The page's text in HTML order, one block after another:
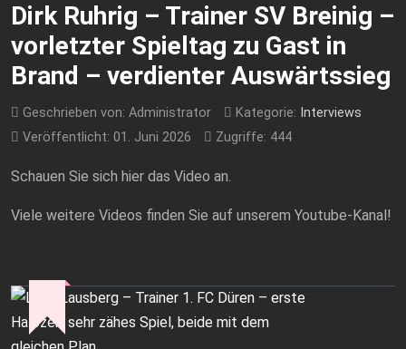
Dirk Ruhrig – Trainer SV Breinig –
vorletzter Spieltag zu Gast in
Brand – verdienter Auswärtssieg
Geschrieben von: Administrator Kategorie: Interviews
Veröffentlicht: 01. Juni 2026
Zugriffe: 444
Schauen Sie sich hier das Video an.
Viele weitere Videos finden Sie auf unserem Youtube-Kanal!